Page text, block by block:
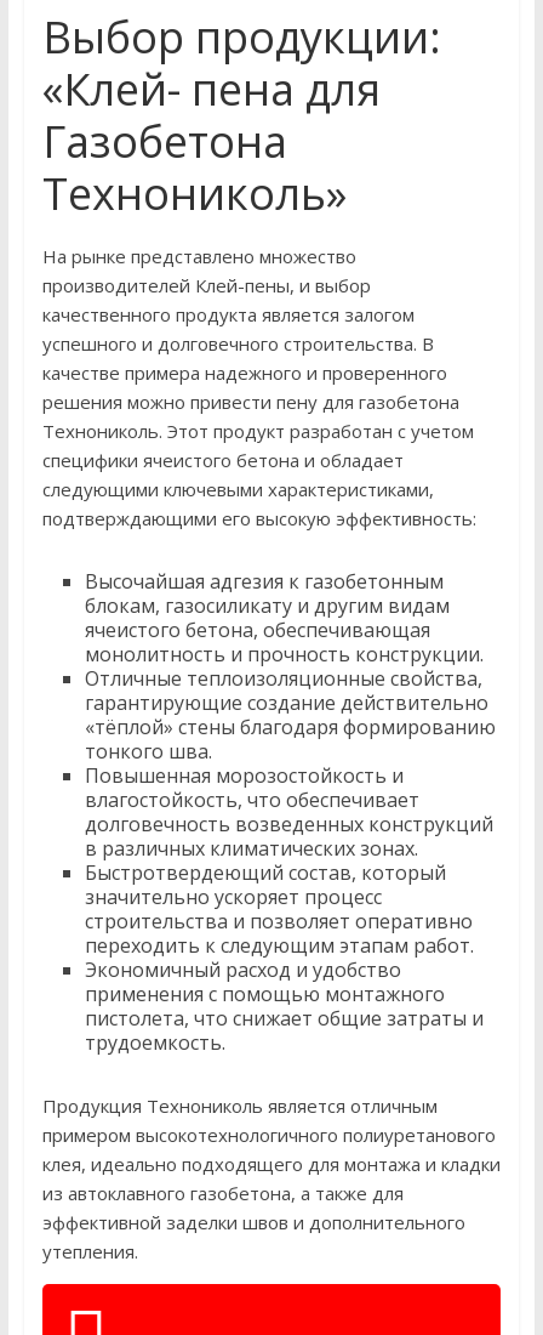
Выбор продукции:
«Клей- пена для
Газобетона
Технониколь»
На рынке представлено множество
производителей Клей-пены, и выбор
качественного продукта является залогом
успешного и долговечного строительства. В
качестве примера надежного и проверенного
решения можно привести пену для газобетона
Технониколь. Этот продукт разработан с учетом
специфики ячеистого бетона и обладает
следующими ключевыми характеристиками,
подтверждающими его высокую эффективность:
Высочайшая адгезия к газобетонным
блокам, газосиликату и другим видам
ячеистого бетона, обеспечивающая
монолитность и прочность конструкции.
Отличные теплоизоляционные свойства,
гарантирующие создание действительно
«тёплой» стены благодаря формированию
тонкого шва.
Повышенная морозостойкость и
влагостойкость, что обеспечивает
долговечность возведенных конструкций
в различных климатических зонах.
Быстротвердеющий состав, который
значительно ускоряет процесс
строительства и позволяет оперативно
переходить к следующим этапам работ.
Экономичный расход и удобство
применения с помощью монтажного
пистолета, что снижает общие затраты и
трудоемкость.
Продукция Технониколь является отличным
примером высокотехнологичного полиуретанового
клея, идеально подходящего для монтажа и кладки
из автоклавного газобетона, а также для
эффективной заделки швов и дополнительного
утепления.